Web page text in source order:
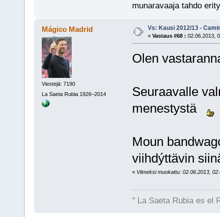
munaravaaja tahdo
Mágico Madrid
Viestejä: 7190
La Saeta Rubia 1926–2014
Vs: Kausi 2012/13 -
« Vastaus #68 : 02.06.2013,
Olen
Seuraavalle
menestystä
Moun
viihdýttävin
« Viimeksi muokattu: 02.06.2013,
" La Saeta Rubia es el